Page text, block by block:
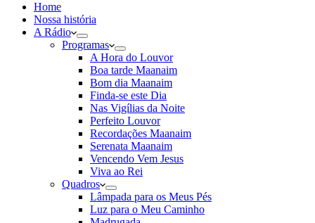
Home
Nossa história
A Rádio
Programas
A Hora do Louvor
Boa tarde Maanaim
Bom dia Maanaim
Finda-se este Dia
Nas Vigílias da Noite
Perfeito Louvor
Recordações Maanaim
Serenata Maanaim
Vencendo Vem Jesus
Viva ao Rei
Quadros
Lâmpada para os Meus Pés
Luz para o Meu Caminho